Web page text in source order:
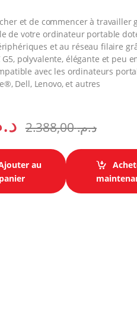
et de commencer à travailler
de votre ordinateur portable
et au réseau filaire
G5, polyvalente, élégante et peu
avec les ordinateurs
Dell, Lenovo, et autres
د.م.2.388,00
G5 (5TW10AA) quantity
au
panier